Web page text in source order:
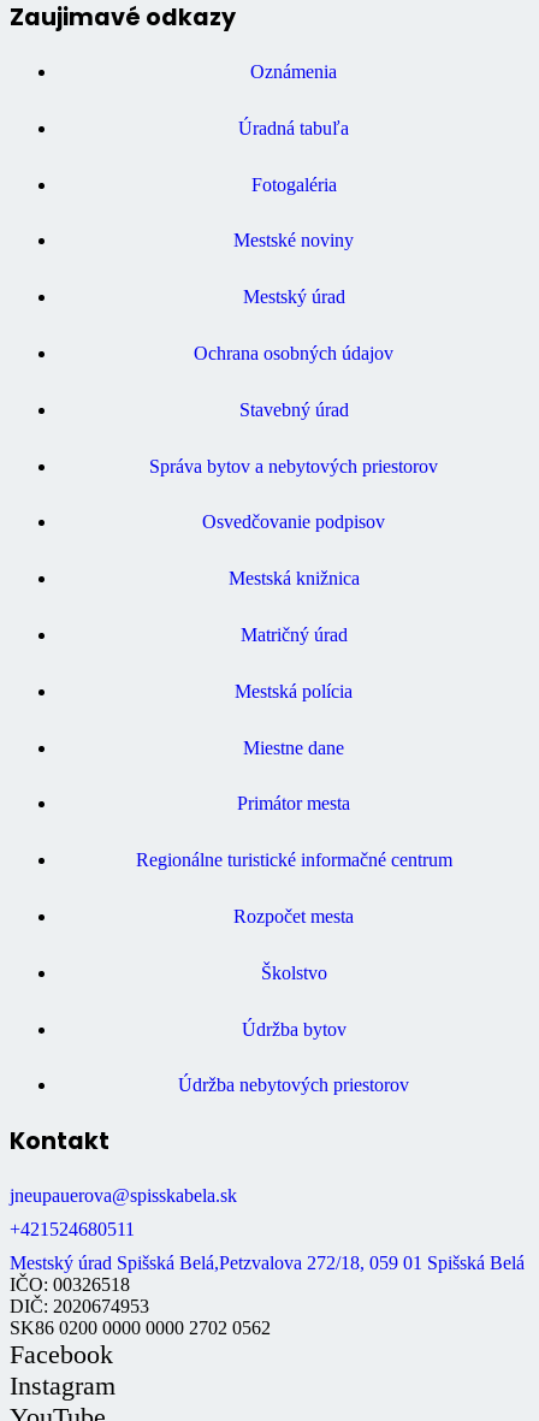
Zaujimavé odkazy
Oznámenia
Úradná tabuľa
Fotogaléria
Mestské noviny
Mestský úrad
Ochrana osobných údajov
Stavebný úrad
Správa bytov a nebytových priestorov
Osvedčovanie podpisov
Mestská knižnica
Matričný úrad
Mestská polícia
Miestne dane
Primátor mesta
Regionálne turistické informačné centrum
Rozpočet mesta
Školstvo
Údržba bytov
Údržba nebytových priestorov
Kontakt
jneupauerova@spisskabela.sk
+421524680511
Mestský úrad Spišská Belá,Petzvalova 272/18, 059 01 Spišská Belá
IČO: 00326518
DIČ: 2020674953
SK86 0200 0000 0000 2702 0562
Facebook
Instagram